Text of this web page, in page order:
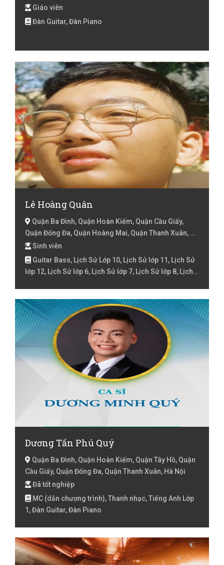
Thanh Xuân, Huyện Thanh Trì, Quận Hà Đông, Hà Nội
Giáo viên
Đàn Guitar, Đàn Piano
Lê Hoàng Quân
Quận Ba Đình, Quận Hoàn Kiếm, Quận Cầu Giấy,
Quận Đống Đa, Quận Hoàng Mai, Quận Thanh Xuân, Hà
NộiSinh viên
Guitar Bass, Lịch Sử Lớp 10, Lịch Sử lớp 11, Lịch Sử
lớp 12, Lịch Sử lớp 6, Lịch Sử lớp 7, Lịch Sử lớp 8, Lịch
Anh lớp 6, Tiếng Anh lớp 7, Tiếng Anh lớp 8, Tiếng Anh
online, Đàn Guitar
Dương Tấn Phú Quý
Quận Ba Đình, Quận Hoàn Kiếm, Quận Tây Hồ, Quận
Cầu Giấy, Quận Đống Đa, Quận Thanh Xuân, Hà Nội
Đã tốt nghiệp
MC (dẫn chương trình), Thanh nhạc, Tiếng Anh Lớp
1, Đàn Guitar, Đàn Piano